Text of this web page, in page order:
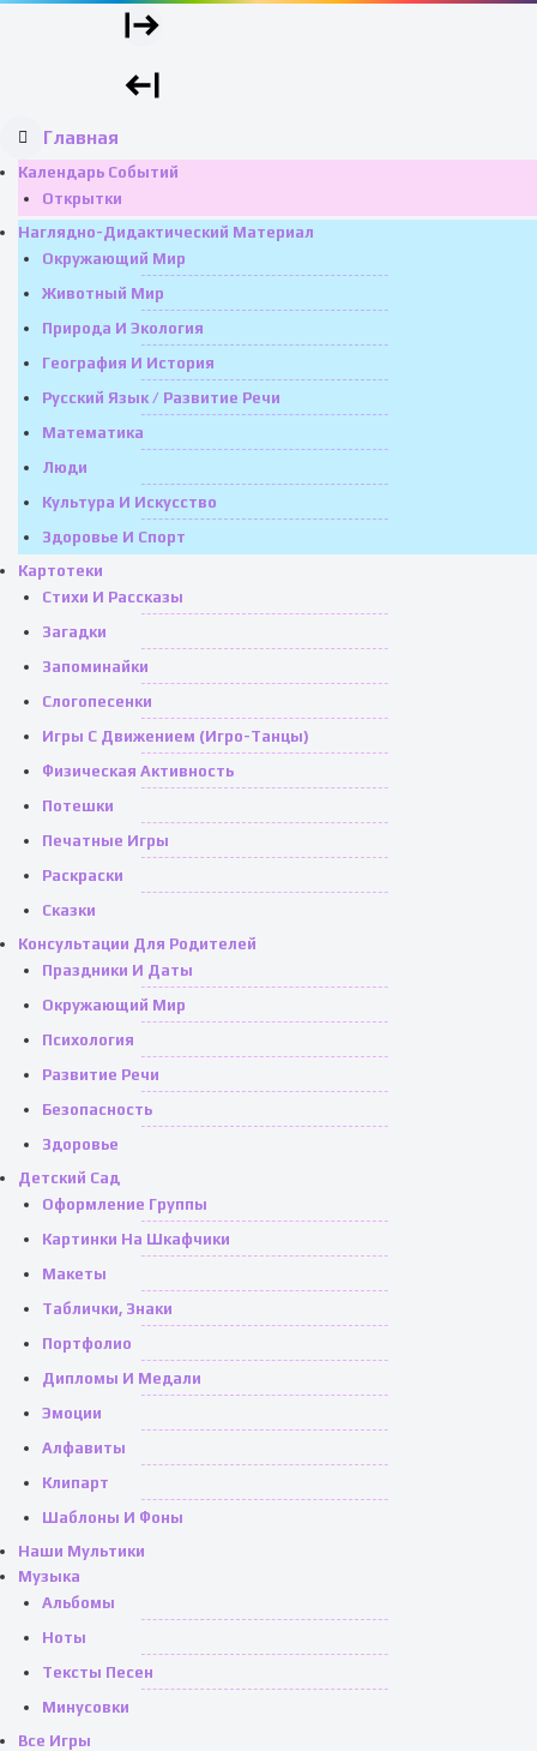
Главная
Календарь Событий
Открытки
Наглядно-Дидактический Материал
Окружающий Мир
Животный Мир
Природа И Экология
География И История
Русский Язык / Развитие Речи
Математика
Люди
Культура И Искусство
Здоровье И Спорт
Картотеки
Стихи И Рассказы
Загадки
Запоминайки
Слогопесенки
Игры С Движением (игро-Танцы)
Физическая Активность
Потешки
Печатные Игры
Раскраски
Сказки
Консультации Для Родителей
Праздники И Даты
Окружающий Мир
Психология
Развитие Речи
Безопасность
Здоровье
Детский Сад
Оформление Группы
Картинки На Шкафчики
Макеты
Таблички, Знаки
Портфолио
Дипломы И Медали
Эмоции
Алфавиты
Клипарт
Шаблоны И Фоны
Наши Мультики
Музыка
Альбомы
Ноты
Тексты Песен
Минусовки
Все Игры